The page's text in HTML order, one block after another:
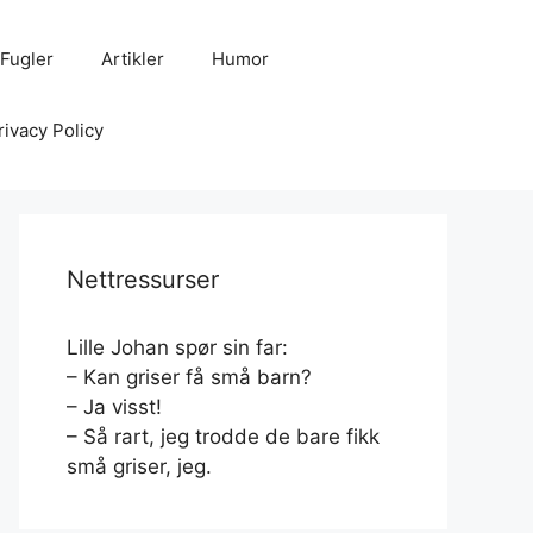
Fugler Artikler Humor
Policy
Nettressurser
Lille Johan spør sin far:
– Kan griser få små barn?
– Ja visst!
– Så rart, jeg trodde de bare fikk
små griser, jeg.